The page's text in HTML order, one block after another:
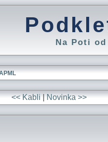
Na Poti
<< Kabli|Novinka >>